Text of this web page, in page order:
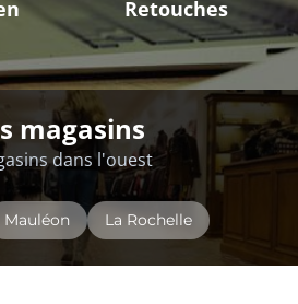
Retouches
magasins
dans l'ouest
Mauléon La Rochelle